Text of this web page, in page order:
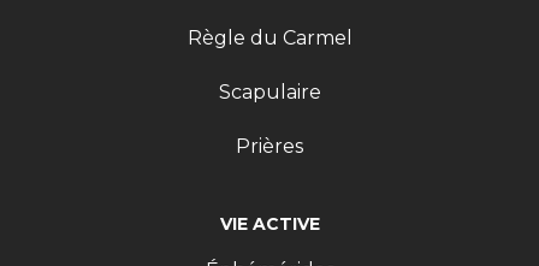
VIE ACTIVE
Règle du Carmel
Scapulaire
Prières